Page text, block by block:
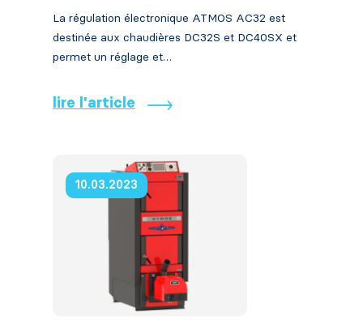
La régulation électronique ATMOS AC32 est
destinée aux chaudières DC32S et DC40SX et
permet un réglage et…
lire l'article
10.03.2023